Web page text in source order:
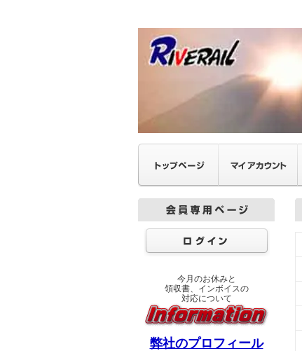
今月のお休みと
領収書、インボイスの
対応について
弊社のプロフィール